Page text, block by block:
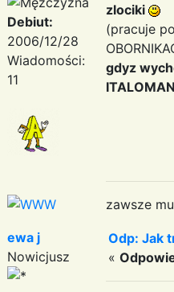
Debiut:
2006/12/28
Wiadomości:
11
zlociki
(pracuje
gdyz
zawsze
ewa j
Nowicjusz
Odp: Jak
«